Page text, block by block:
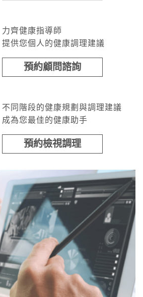
力齊健康指導師
提供您個人的健康調理建議
預約顧問諮詢
不同階段的健康規劃與調理建議
成為您最佳的健康助手
預約檢視調理